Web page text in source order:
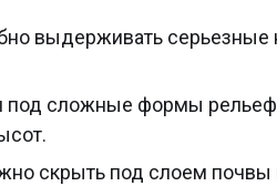
выдерживать серьезные
под сложные формы
скрыть под слоем почвы